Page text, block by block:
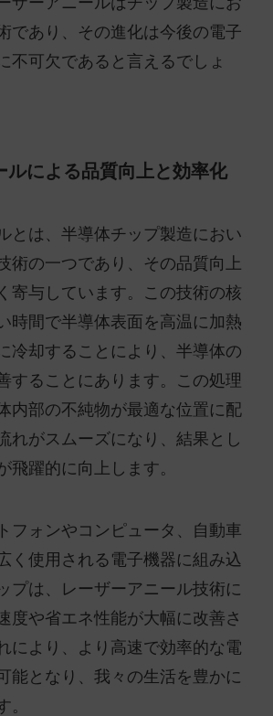
であり、その進化は今後の電子
不可欠であると言えるでしょ
ルによる品質向上と効率化
とは、半導体チップ製造におい
術の一つであり、その品質向上
寄与しています。この技術の核
時間で半導体表面を高温に加熱
冷却することにより、半導体の
することにあります。この処理
内部の不純物が最適な位置に配
れがスムーズになり、結果とし
飛躍的に向上します。
フォンやコンピュータ、自動車
く使用される電子機器に組み込
プは、レーザーアニール技術に
度や省エネ性能が大幅に改善さ
により、より高速で効率的な電
能となり、我々の生活を豊かに
。